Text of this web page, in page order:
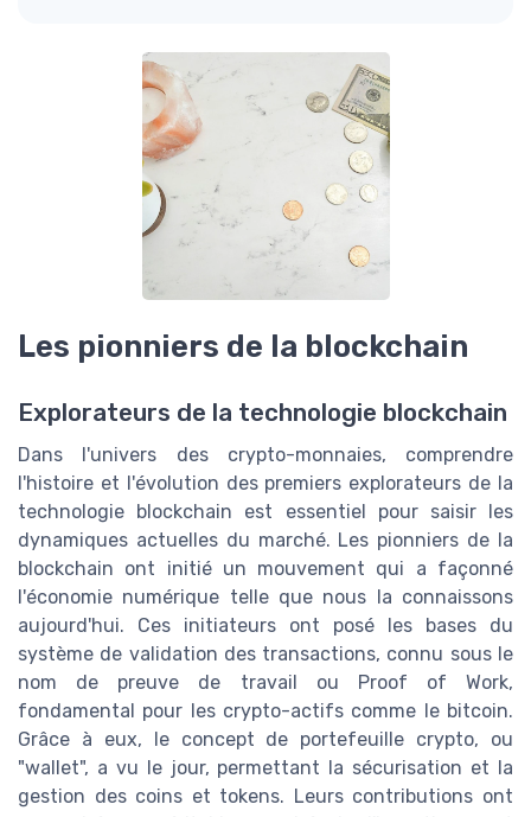
Les pionniers de la blockchain
Explorateurs de la technologie blockchain
Dans l'univers des crypto-monnaies, comprendre
l'histoire et l'évolution des premiers explorateurs de la
technologie blockchain est essentiel pour saisir les
dynamiques actuelles du marché. Les pionniers de la
blockchain ont initié un mouvement qui a façonné
l'économie numérique telle que nous la connaissons
aujourd'hui. Ces initiateurs ont posé les bases du
système de validation des transactions, connu sous le
nom de preuve de travail ou Proof of Work,
fondamental pour les crypto-actifs comme le bitcoin.
Grâce à eux, le concept de portefeuille crypto, ou
"wallet", a vu le jour, permettant la sécurisation et la
gestion des coins et tokens. Leurs contributions ont